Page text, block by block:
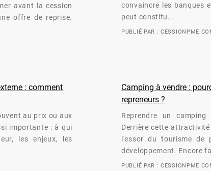
avant la cession
offre de reprise.
convaincre les banques
peut constitu...
PUBLIÉ PAR :
: comment
au prix ou aux
importante : à qui
les enjeux, les
Camping à vendre :
repreneurs ?
Reprendre un
Derrière cette
l'essor du tourisme de
développement. Encore
PUBLIÉ PAR :